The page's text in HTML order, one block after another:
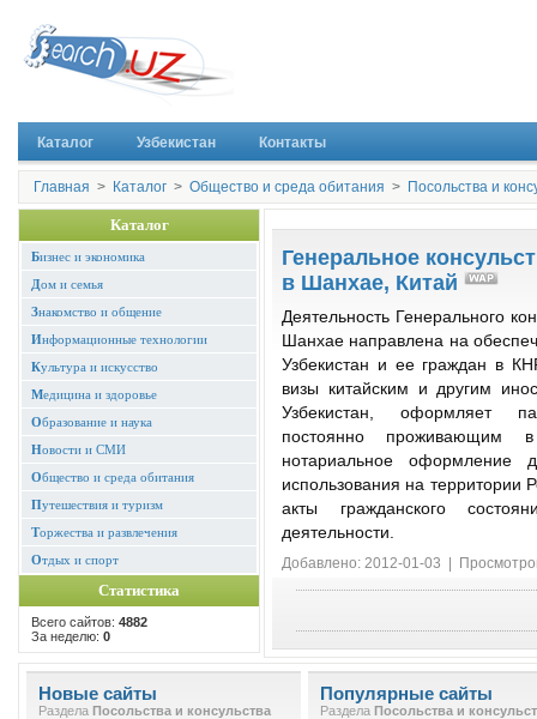
Каталог Узбекистан Контакты
Главная > Каталог > Общество и среда обитания > Посольства и
Каталог
Бизнес и экономика
Дом и семья
Знакомство и общение
Информационные технологии
Культура и искусство
Медицина и здоровье
Образование и наука
Новости и СМИ
Общество и среда обитания
Путешествия и туризм
Торжества и развлечения
Отдых и спорт
Статистика
Всего сайтов: 4882
За неделю: 0
Генеральное
в Шанхае, Китай
Деятельность Генерального
Шанхае направлена на
Узбекистан и ее граждан в
визы китайским и другим
Узбекистан, оформляет
постоянно проживающим
нотариальное оформление
использования на территории
акты гражданского
деятельности.
Добавлено: 2012-01-03 |
Новые сайты
Раздела Посольства и консульства
Популярные сайты
Раздела Посольства и